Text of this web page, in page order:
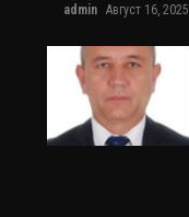
admin Август 16, 2025